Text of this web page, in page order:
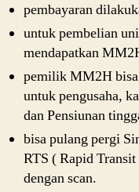
pembayaran
untuk pembelian
mendapatkan
pemilik MM2H bisa
untuk pengusaha,
dan Pensiunan
bisa pulang pergi
RTS ( Rapid
dengan scan.